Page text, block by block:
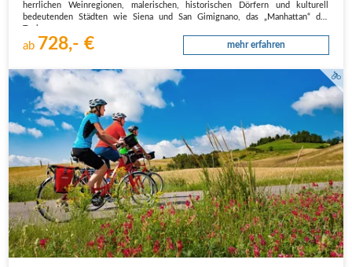
herrlichen Weinregionen, malerischen, historischen Dörfern und kulturell
bedeutenden Städten wie Siena und San Gimignano, das „Manhattan“ der
Wi…
ab 728,- € mehr erfahren
Radweg in der Umgebung von Lano